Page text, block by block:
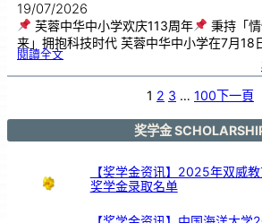
19/07/2026
芙蓉中华中小学欢庆113周年
秉持「
来」拥抱科技时代 芙蓉中华中小学在7月18
閱讀全文:芙
中
华
1
1
年
1 2 3 … 100下一頁
奖学金
【奖学金资讯】2025年双威
奖学金录取名单